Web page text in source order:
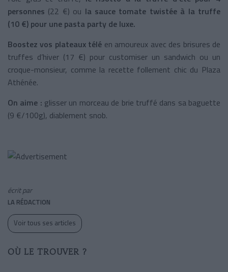
personnes (22 €) ou la sauce tomate twistée à la truffe
(10 €) pour une pasta party de luxe.
Boostez vos plateaux télé en amoureux avec des brisures de
truffes d’hiver (17 €) pour customiser un sandwich ou un
croque-monsieur, comme la recette follement chic du Plaza
Athénée.
On aime : glisser un morceau de brie truffé dans sa baguette
(9 €/100g), diablement snob.
écrit par
LA RÉDACTION
Voir tous ses articles
OÙ LE TROUVER ?